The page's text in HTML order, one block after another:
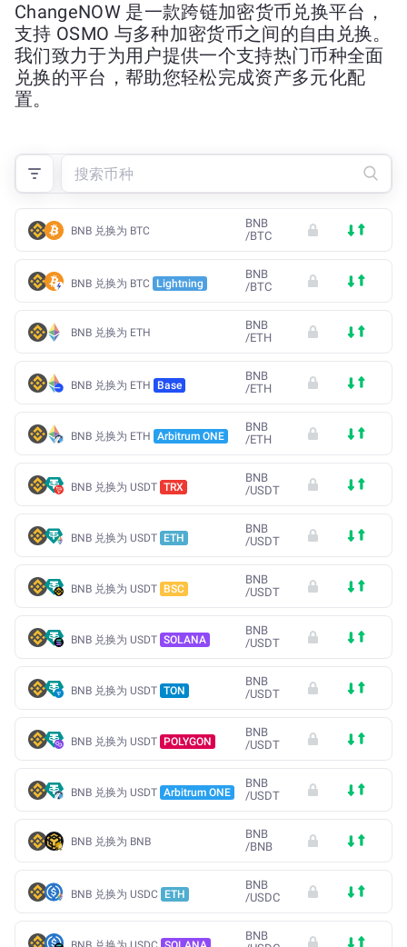
ChangeNOW 是一款跨链加密货币兑换平台，
支持 OSMO 与多种加密货币之间的自由兑换。
我们致力于为用户提供一个支持热门币种全面
兑换的平台，帮助您轻松完成资产多元化配
置。
BNB 兑换为 BTC
BNB
/BTC
BNB 兑换为 BTC Lightning
BNB
/BTC
BNB 兑换为 ETH
BNB
/ETH
BNB 兑换为 ETH Base
BNB
/ETH
BNB 兑换为 ETH Arbitrum ONE
BNB
/ETH
BNB 兑换为 USDT TRX
BNB
/USDT
BNB 兑换为 USDT ETH
BNB
/USDT
BNB 兑换为 USDT BSC
BNB
/USDT
BNB 兑换为 USDT SOLANA
BNB
/USDT
BNB 兑换为 USDT TON
BNB
/USDT
BNB 兑换为 USDT POLYGON
BNB
/USDT
BNB 兑换为 USDT Arbitrum ONE
BNB
/USDT
BNB 兑换为 BNB
BNB
/BNB
BNB 兑换为 USDC ETH
BNB
/USDC
BNB